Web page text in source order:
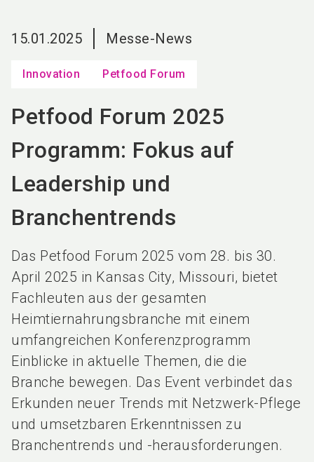
15.01.2025 Messe-News
Innovation Petfood Forum
Petfood Forum 2025
Programm: Fokus auf
Leadership und
Branchentrends
Das Petfood Forum 2025 vom 28. bis 30.
April 2025 in Kansas City, Missouri, bietet
Fachleuten aus der gesamten
Heimtiernahrungsbranche mit einem
umfangreichen Konferenzprogramm
Einblicke in aktuelle Themen, die die
Branche bewegen. Das Event verbindet das
Erkunden neuer Trends mit Netzwerk-Pflege
und umsetzbaren Erkenntnissen zu
Branchentrends und -herausforderungen.